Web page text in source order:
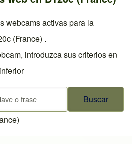
webcams activas para la
(France) .
introduzca sus criterios en